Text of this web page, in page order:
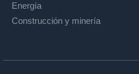
Energía
Construcción y minería